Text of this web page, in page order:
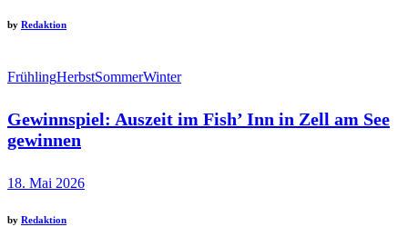
by Redaktion
FrühlingHerbstSommerWinter
Gewinnspiel: Auszeit im Fish’ Inn in Zell am See
gewinnen
18. Mai 2026
by Redaktion